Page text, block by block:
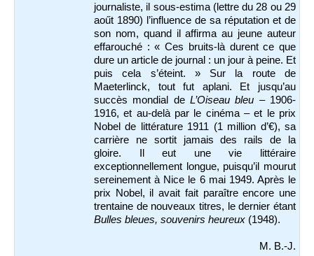
journaliste, il sous-estima (lettre du 28 ou 29
aoűt 1890) l’influence de sa réputation et de
son nom, quand il affirma au jeune auteur
effarouché : « Ces bruits-là durent ce que
dure un article de journal : un jour à peine. Et
puis cela s’éteint. » Sur la route de
Maeterlinck, tout fut aplani. Et jusqu’au
succès mondial de L’Oiseau bleu – 1906-
1916, et au-delà par le cinéma – et le prix
Nobel de littérature 1911 (1 million d’€), sa
carrière ne sortit jamais des rails de la
gloire. Il eut une vie littéraire
exceptionnellement longue, puisqu’il mourut
sereinement à Nice le 6 mai 1949. Après le
prix Nobel, il avait fait paraître encore une
trentaine de nouveaux titres, le dernier étant
Bulles bleues, souvenirs heureux (1948).
M. B.-J.